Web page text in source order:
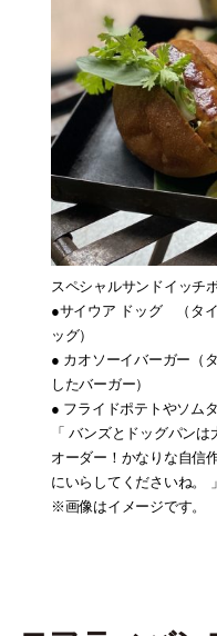
スペシャルサンドイッチ
●サイウア ドッグ （タ
ッグ）
● カオソーイバーガー（
したバーガー）
● フライドポテトやソム
「 バンズとドッグパン
オーダー！かなりな自信
にいらしてくださいね。 」
※画像はイメージです。